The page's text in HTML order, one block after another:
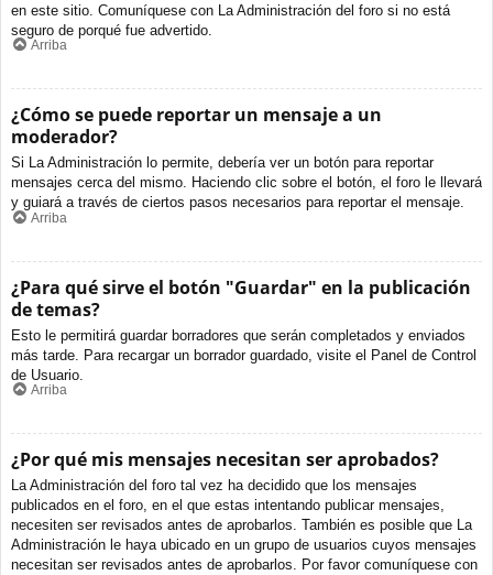
en este sitio. Comuníquese con La Administración del foro si no está
seguro de porqué fue advertido.
Arriba
¿Cómo se puede reportar un mensaje a un
moderador?
Si La Administración lo permite, debería ver un botón para reportar
mensajes cerca del mismo. Haciendo clic sobre el botón, el foro le llevará
y guiará a través de ciertos pasos necesarios para reportar el mensaje.
Arriba
¿Para qué sirve el botón "Guardar" en la publicación
de temas?
Esto le permitirá guardar borradores que serán completados y enviados
más tarde. Para recargar un borrador guardado, visite el Panel de Control
de Usuario.
Arriba
¿Por qué mis mensajes necesitan ser aprobados?
La Administración del foro tal vez ha decidido que los mensajes
publicados en el foro, en el que estas intentando publicar mensajes,
necesiten ser revisados antes de aprobarlos. También es posible que La
Administración le haya ubicado en un grupo de usuarios cuyos mensajes
necesitan ser revisados antes de aprobarlos. Por favor comuníquese con